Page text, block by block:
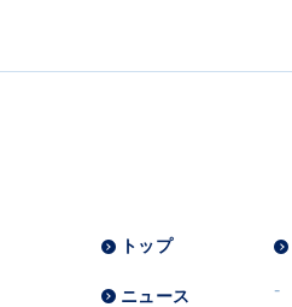
トップ
ニュース